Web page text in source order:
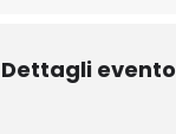
Dettagli evento